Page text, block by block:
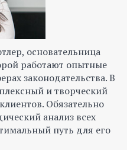
основательница
работают опытные
законодательства. В
и творческий
Обязательно
анализ всех
путь для его